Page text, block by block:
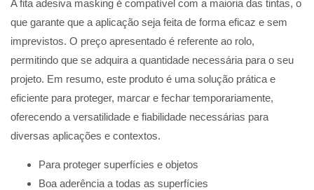
A fita adesiva masking é compatível com a maioria das tintas, o
que garante que a aplicação seja feita de forma eficaz e sem
imprevistos. O preço apresentado é referente ao rolo,
permitindo que se adquira a quantidade necessária para o seu
projeto. Em resumo, este produto é uma solução prática e
eficiente para proteger, marcar e fechar temporariamente,
oferecendo a versatilidade e fiabilidade necessárias para
diversas aplicações e contextos.
Para proteger superfícies e objetos
Boa aderência a todas as superfícies